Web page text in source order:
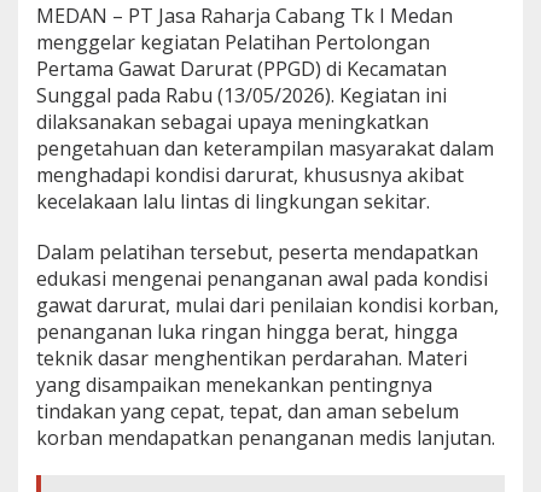
MEDAN – PT Jasa Raharja Cabang Tk I Medan
menggelar kegiatan Pelatihan Pertolongan
Pertama Gawat Darurat (PPGD) di Kecamatan
Sunggal pada Rabu (13/05/2026). Kegiatan ini
dilaksanakan sebagai upaya meningkatkan
pengetahuan dan keterampilan masyarakat dalam
menghadapi kondisi darurat, khususnya akibat
kecelakaan lalu lintas di lingkungan sekitar.
Dalam pelatihan tersebut, peserta mendapatkan
edukasi mengenai penanganan awal pada kondisi
gawat darurat, mulai dari penilaian kondisi korban,
penanganan luka ringan hingga berat, hingga
teknik dasar menghentikan perdarahan. Materi
yang disampaikan menekankan pentingnya
tindakan yang cepat, tepat, dan aman sebelum
korban mendapatkan penanganan medis lanjutan.